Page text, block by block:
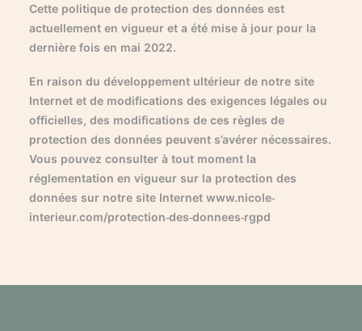
Cette politique de protection des données est
actuellement en vigueur et a été mise à jour pour la
dernière fois en mai 2022.
En raison du développement ultérieur de notre site
Internet et de modifications des exigences légales ou
officielles, des modifications de ces règles de
protection des données peuvent s’avérer nécessaires.
Vous pouvez consulter à tout moment la
réglementation en vigueur sur la protection des
données sur notre site Internet www.nicole-
interieur.com/protection-des-donnees-rgpd